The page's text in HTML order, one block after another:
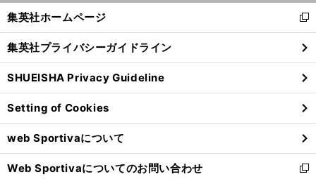
閉
る
集英社ホームページ
新
し
い
ウ
ィ
ン
ド
ウ
で
開
く
集英社プライバシーガイドライン
SHUEISHA Privacy Guideline
Setting of Cookies
web Sportivaについて
Web Sportivaについてのお問い合わせ
新